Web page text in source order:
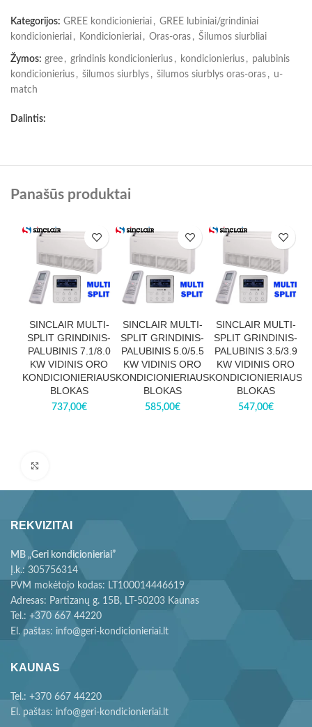
Kategorijos: GREE kondicionieriai , GREE lubiniai/grindiniai
kondicionieriai , Kondicionieriai , Oras-oras , Šilumos siurbliai
Žymos: gree , grindinis kondicionierius , kondicionierius , palubinis
kondicionierius , šilumos siurblys , šilumos siurblys oras-oras , u-
match
Dalintis:
Panašūs produktai
SINCLAIR MULTI-
SPLIT GRINDINIS-
PALUBINIS 7.1/8.0
KW VIDINIS ORO
KONDICIONIERIAUS
BLOKAS
737,00€
SINCLAIR MULTI-
SPLIT GRINDINIS-
PALUBINIS 5.0/5.5
KW VIDINIS ORO
KONDICIONIERIAUS
BLOKAS
585,00€
SINCLAIR MULTI-
SPLIT GRINDINIS-
PALUBINIS 3.5/3.9
KW VIDINIS ORO
KONDICIONIERIAUS
BLOKAS
547,00€
REKVIZITAI
MB „Geri kondicionieriai”
Į.k.: 305756314
PVM mokėtojo kodas: LT100014446619
Adresas: Partizanų g. 15B, LT-50203 Kaunas
Tel.: +370 667 44220
El. paštas: info@geri-kondicionieriai.lt
KAUNAS
Tel.: +370 667 44220
El. paštas: info@geri-kondicionieriai.lt